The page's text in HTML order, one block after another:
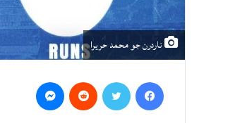
ناردرن جو محمد حريرا